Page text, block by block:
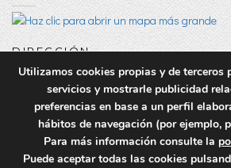
DIRECCIÓN
c/ Cardenal Lorenzana, 2, 8ºB - León
Utilizamos cookies propias y de terceros
servicios y mostrarle publicidad
preferencias en base a un perfil
hábitos de navegación (por ejemplo,
Para más información consulte la
Puede aceptar todas las cookies